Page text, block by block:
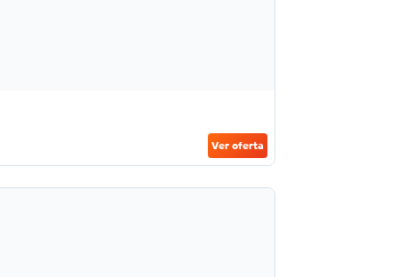
Ver oferta